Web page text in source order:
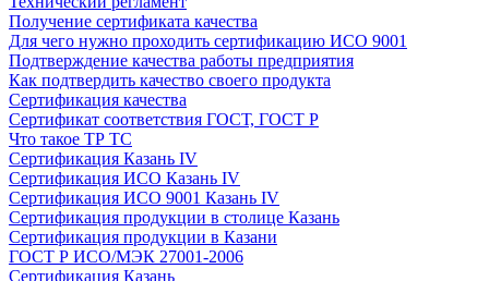
Получение сертификата качества
Для чего нужно проходить сертификацию ИСО 9001
Подтверждение качества работы предприятия
Как подтвердить качество своего продукта
Сертификация качества
Сертификат соответствия ГОСТ, ГОСТ Р
Что такое ТР ТС
Сертификация Казань IV
Сертификация ИСО Казань IV
Сертификация ИСО 9001 Казань IV
Сертификация продукции в столице Казань
Сертификация продукции в Казани
ГОСТ Р ИСО/МЭК 27001-2006
Сертификация Казань